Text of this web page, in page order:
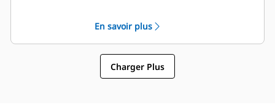
pinces compatibles avec les
attaches à accouplement par axes
Cat, ce qui permet un partage des
pinces et autres d'équipements
entre les machines de taille
La simplicité de l'installation, de la
maintenance et du
fonctionnement général font des
pinces un accessoire plus simple
et au coût d'exploitation plus
En savoir plus
Charger Plus